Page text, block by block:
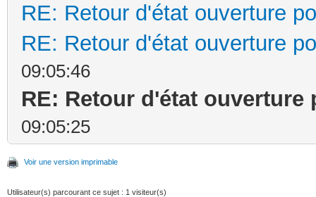
RE: Retour d'état ouverture
RE: Retour d'état ouverture
09:05:46
RE: Retour d'état ouverture
09:05:25
Voir une version imprimable
Utilisateur(s) parcourant ce sujet : 1 visiteur(s)